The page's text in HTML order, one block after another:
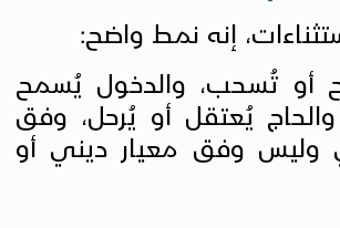
إنه نمط واضح:
أو تُسحب، والدخول يُسمح
يُعتقل أو يُرحل، وفق
وليس وفق معيار ديني أو